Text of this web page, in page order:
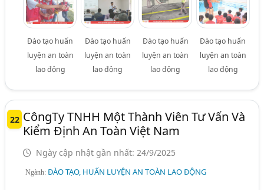
Đào tạo huấn
luyện an toàn
lao động
Đào tạo huấn
luyện an toàn
lao động
Đào tạo huấn
luyện an toàn
lao động
Đào tạo huấn
luyện an toàn
lao động
22 CôngTy TNHH Một Thành Viên Tư Vấn Và
Kiểm Định An Toàn Việt Nam
Ngày cập nhật gần nhất: 24/9/2025
Ngành:ĐÀO TẠO, HUẤN LUYỆN AN TOÀN LAO ĐỘNG